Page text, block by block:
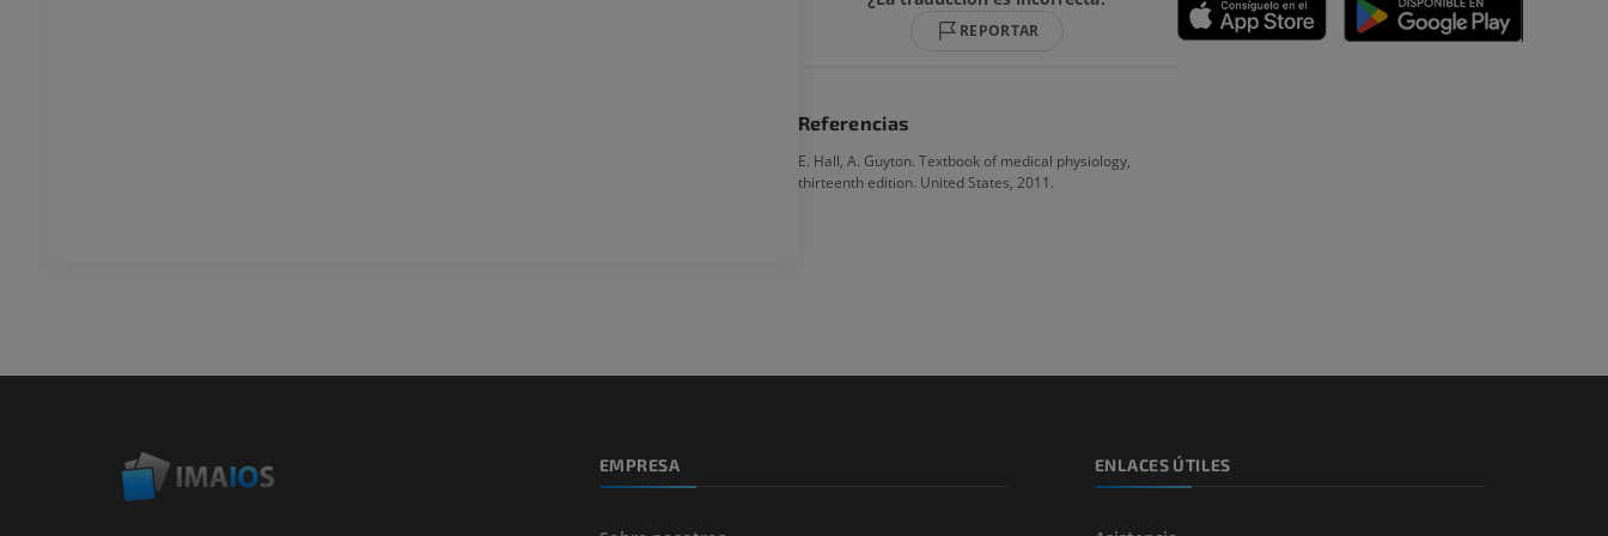
REPORTAR
Referencias
E. Hall, A. Guyton. Textbook of medical physiology,
thirteenth edition. United States, 2011.Pierna (arterias y huesos)
EMPRESA ENLACES ÚTILES